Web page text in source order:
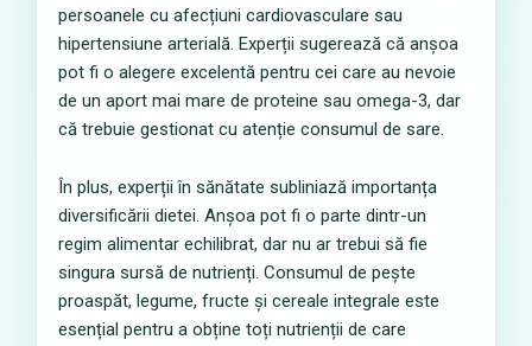
persoanele cu afecțiuni cardiovasculare sau
hipertensiune arterială. Experții sugerează că anșoa
pot fi o alegere excelentă pentru cei care au nevoie
de un aport mai mare de proteine sau omega-3, dar
că trebuie gestionat cu atenție consumul de sare.
În plus, experții în sănătate subliniază importanța
diversificării dietei. Anșoa pot fi o parte dintr-un
regim alimentar echilibrat, dar nu ar trebui să fie
singura sursă de nutrienți. Consumul de pește
proaspăt, legume, fructe și cereale integrale este
esențial pentru a obține toți nutrienții de care